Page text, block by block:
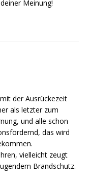
Meinung!
der Ausrückezeit
als letzter zum
und alle schon
das wird
vielleicht zeugt
Brandschutz.